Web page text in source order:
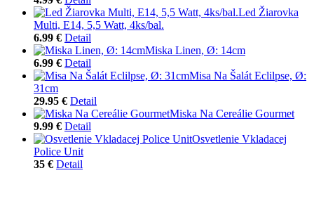
Led Žiarovka
Multi, E14, 5,5 Watt, 4ks/bal.
6.99 € Detail
Miska Linen, Ø: 14cm
6.99 € Detail
Misa Na Šalát Eclilpse, Ø:
31cm
29.95 € Detail
Miska Na Cereálie Gourmet
9.99 € Detail
Osvetlenie Vkladacej
Police Unit
35 € Detail